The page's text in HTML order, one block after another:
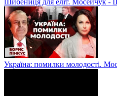
Україна: помилки молодості.